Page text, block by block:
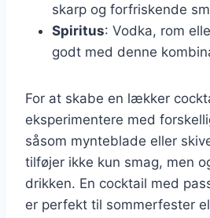
skarp og forfriskende
Spiritus: Vodka, rom
godt med denne
For at skabe en lækker
eksperimentere med
såsom mynteblade eller
tilføjer ikke kun smag, men
drikken. En cocktail med
er perfekt til sommerfester